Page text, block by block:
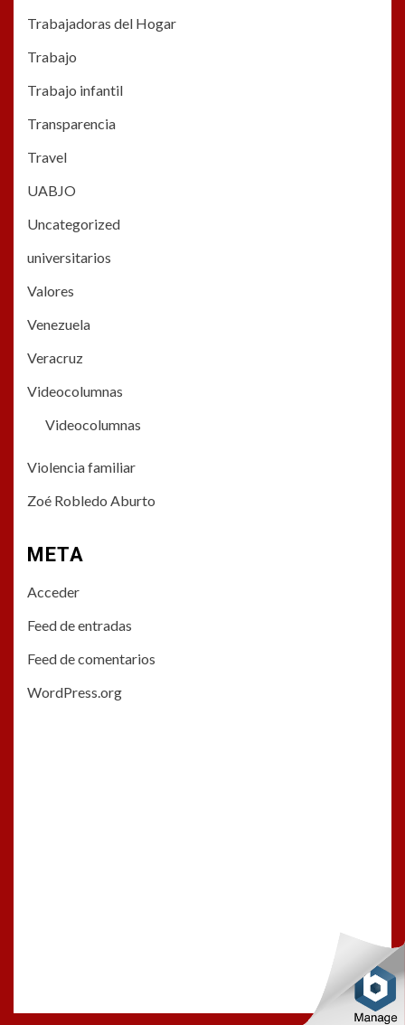
Trabajadoras del Hogar
Trabajo
Trabajo infantil
Transparencia
Travel
UABJO
Uncategorized
universitarios
Valores
Venezuela
Veracruz
Videocolumnas
Videocolumnas
Violencia familiar
Zoé Robledo Aburto
META
Acceder
Feed de entradas
Feed de comentarios
WordPress.org